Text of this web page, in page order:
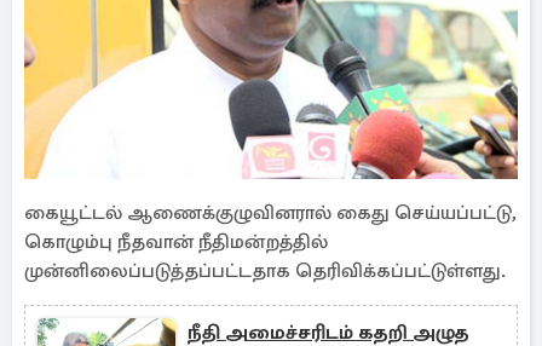
கையூட்டல் ஆணைக்குழுவினரால் கைது செய்யப்பட்டு,
கொழும்பு நீதவான் நீதிமன்றத்தில்
முன்னிலைப்படுத்தப்பட்டதாக தெரிவிக்கப்பட்டுள்ளது.
நீதி அமைச்சரிடம் கதறி அழுத